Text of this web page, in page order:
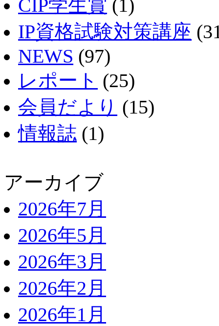
CIP学生賞 (1)
IP資格試験対策講座
NEWS (97)
レポート (25)
会員だより (15)
情報誌 (1)
アーカイブ
2026年7月
2026年5月
2026年3月
2026年2月
2026年1月